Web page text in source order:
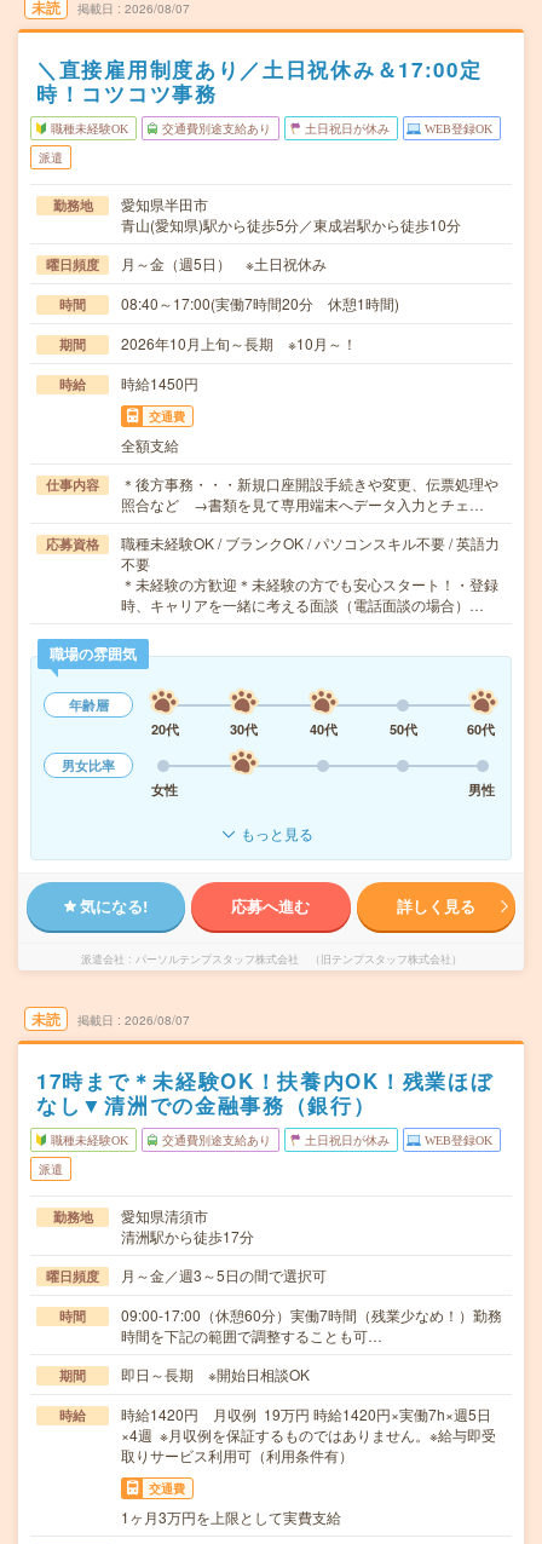
未読 掲載日 2026/08/07
＼直接雇用制度あり／土日祝休み＆17:00定
時！コツコツ事務
職種未経験OK 交通費別途支給あり 土日祝日が休み WEB登録OK
派遣
勤務地
愛知県半田市
青山(愛知県)駅から徒歩5分／東成岩駅から徒歩10分
曜日頻度 月～金（週5日） ※土日祝休み
時間 08:40～17:00(実働7時間20分 休憩1時間)
期間 2026年10月上旬～長期 ※10月～！
時給 時給1450円
交通費
全額支給
仕事内容
＊後方事務・・・新規口座開設手続きや変更、伝票処理や
照合など →書類を見て専用端末へデータ入力とチェ…
応募資格
職種未経験OK / ブランクOK / パソコンスキル不要 / 英語力
不要
＊未経験の方歓迎＊未経験の方でも安心スタート！・登録
時、キャリアを一緒に考える面談（電話面談の場合）…
職場の雰囲気
年齢層
20代
30代 40代 50代
60代
男女比率
女性
男性
もっと見る
気になる! 応募へ進む 詳しく見る
派遣会社 パーソルテンプスタッフ株式会社 （旧テンプスタッフ株式会社）
未読 掲載日 2026/08/07
17時まで＊未経験OK！扶養内OK！残業ほぼ
なし▼清洲での金融事務（銀行）
職種未経験OK 交通費別途支給あり 土日祝日が休み WEB登録OK
派遣
勤務地
愛知県清須市
清洲駅から徒歩17分
曜日頻度 月～金／週3～5日の間で選択可
時間
09:00-17:00（休憩60分）実働7時間（残業少なめ！）勤務
時間を下記の範囲で調整することも可…
期間 即日～長期 ※開始日相談OK
時給
時給1420円 月収例 19万円 時給1420円×実働7h×週5日
×4週 ※月収例を保証するものではありません。※給与即受
取りサービス利用可（利用条件有）
交通費
1ヶ月3万円を上限として実費支給